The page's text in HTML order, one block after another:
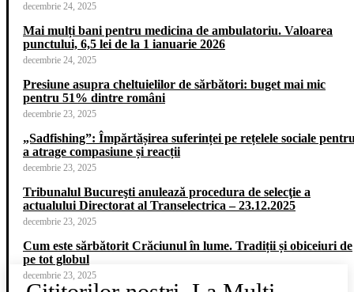
decembrie 24, 2025
Mai mulți bani pentru medicina de ambulatoriu. Valoarea
punctului, 6,5 lei de la 1 ianuarie 2026
decembrie 24, 2025
Presiune asupra cheltuielilor de sărbători: buget mai mic
pentru 51% dintre români
decembrie 23, 2025
„Sadfishing”: Împărtășirea suferinței pe rețelele sociale
a atrage compasiune și reacții
decembrie 23, 2025
Tribunalul Bucureşti anulează procedura de selecţie a
actualului Directorat al Transelectrica – 23.12.2025
decembrie 23, 2025
Cum este sărbătorit Crăciunul în lume. Tradiții și obiceiuri de
pe tot globul
decembrie 23, 2025